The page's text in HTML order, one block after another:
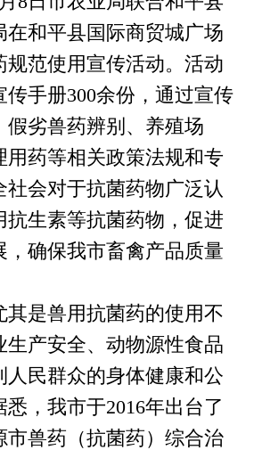
在和平县国际商贸城广场
规范使用宣传活动。活动
传手册300余份，通过宣传
假劣兽药辨别、养殖场
用药等相关政策法规和专
社会对于抗菌药物广泛认
抗生素等抗菌药物，促进
，确保我市畜禽产品质量
其是兽用抗菌药的使用不
生产安全、动物源性食品
人民群众的身体健康和公
，我市于2016年出台了
市兽药（抗菌药）综合治